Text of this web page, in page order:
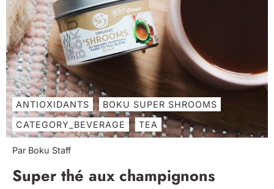
ANTIOXIDANTS
BOKU SUPER SHROOMS
CATEGORY_BEVERAGE
TEA
Par Boku Staff
Super thé aux champignons